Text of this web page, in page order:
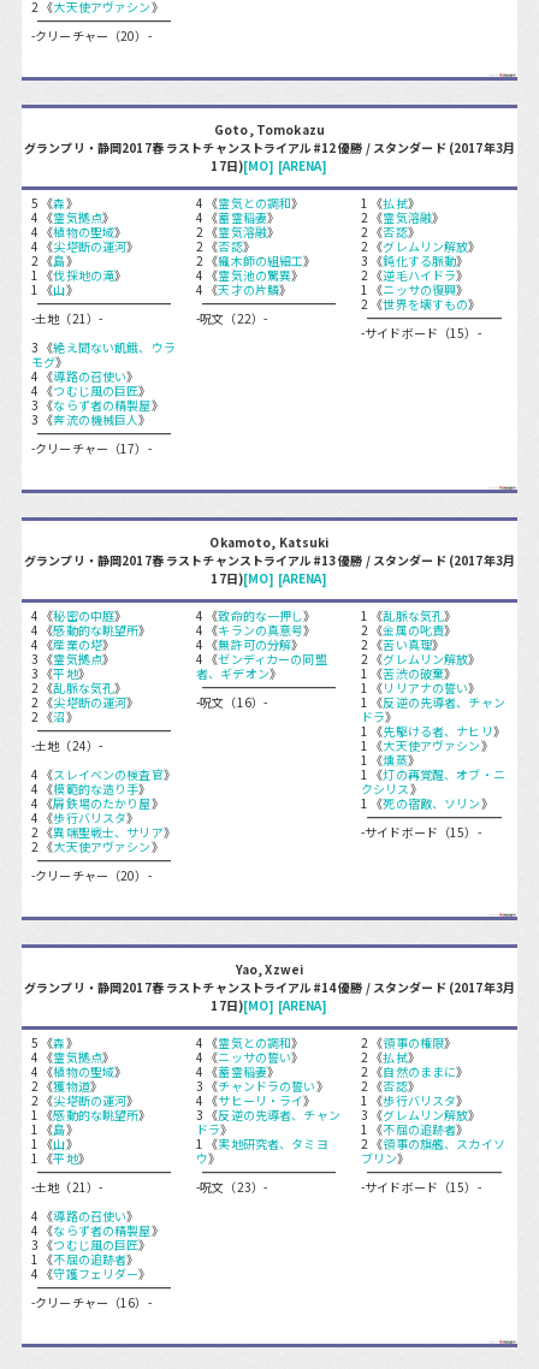
2 《大天使アヴァシン》
-クリーチャー（20）-
Goto, Tomokazu
グランプリ・静岡2017春 ラストチャンストライアル#12 優勝 / スタンダード (2017年3月
17日)[MO] [ARENA]
5 《森》
4 《霊気拠点》
4 《植物の聖域》
4 《尖塔断の運河》
2 《島》
1 《伐採地の滝》
1 《山》
-土地（21）-
3 《絶え間ない飢餓、ウラ
モグ》
4 《導路の召使い》
4 《つむじ風の巨匠》
3 《ならず者の精製屋》
3 《奔流の機械巨人》
-クリーチャー（17）-
4 《霊気との調和》
4 《蓄霊稲妻》
2 《霊気溶融》
2 《否認》
2 《織木師の組細工》
4 《霊気池の驚異》
4 《天才の片鱗》
-呪文（22）-
1 《払拭》
2 《霊気溶融》
2 《否認》
2 《グレムリン解放》
3 《鈍化する脈動》
2 《逆毛ハイドラ》
1 《ニッサの復興》
2 《世界を壊すもの》
-サイドボード（15）-
Okamoto, Katsuki
グランプリ・静岡2017春 ラストチャンストライアル#13 優勝 / スタンダード (2017年3月
17日)[MO] [ARENA]
4 《秘密の中庭》
4 《感動的な眺望所》
4 《産業の塔》
3 《霊気拠点》
3 《平地》
2 《乱脈な気孔》
2 《尖塔断の運河》
2 《沼》
-土地（24）-
4 《スレイベンの検査官》
4 《模範的な造り手》
4 《屑鉄場のたかり屋》
4 《歩行バリスタ》
2 《異端聖戦士、サリア》
2 《大天使アヴァシン》
-クリーチャー（20）-
4 《致命的な一押し》
4 《キランの真意号》
4 《無許可の分解》
4 《ゼンディカーの同盟
者、ギデオン》
-呪文（16）-
1 《乱脈な気孔》
2 《金属の叱責》
2 《苦い真理》
2 《グレムリン解放》
1 《苦渋の破棄》
1 《リリアナの誓い》
1 《反逆の先導者、チャン
ドラ》
1 《先駆ける者、ナヒリ》
1 《大天使アヴァシン》
1 《燻蒸》
1 《灯の再覚醒、オブ・ニ
クシリス》
1 《死の宿敵、ソリン》
-サイドボード（15）-
Yao, Xzwei
グランプリ・静岡2017春 ラストチャンストライアル#14 優勝 / スタンダード (2017年3月
17日)[MO] [ARENA]
5 《森》
4 《霊気拠点》
4 《植物の聖域》
2 《獲物道》
2 《尖塔断の運河》
1 《感動的な眺望所》
1 《島》
1 《山》
1 《平地》
-土地（21）-
4 《導路の召使い》
4 《ならず者の精製屋》
3 《つむじ風の巨匠》
1 《不屈の追跡者》
4 《守護フェリダー》
-クリーチャー（16）-
4 《霊気との調和》
4 《ニッサの誓い》
4 《蓄霊稲妻》
3 《チャンドラの誓い》
4 《サヒーリ・ライ》
3 《反逆の先導者、チャン
ドラ》
1 《実地研究者、タミヨ
ウ》
-呪文（23）-
2 《領事の権限》
2 《払拭》
2 《自然のままに》
2 《否認》
1 《歩行バリスタ》
3 《グレムリン解放》
1 《不屈の追跡者》
2 《領事の旗艦、スカイソ
ブリン》
-サイドボード（15）-